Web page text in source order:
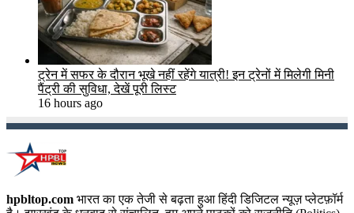
ट्रेन में सफर के दौरान भूखे नहीं रहेंगे यात्री! इन ट्रेनों में मिलेगी मिनी
पैंट्री की सुविधा, देखें पूरी लिस्ट
16 hours ago
hpbltop.com भारत का एक तेजी से बढ़ता हुआ हिंदी डिजिटल न्यूज़ प्लेटफ़ॉर्म